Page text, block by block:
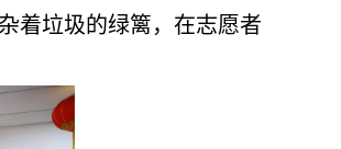
着垃圾的绿篱，在志愿者